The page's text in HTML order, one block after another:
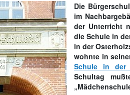
Die
im
der Unterricht
die Schule in
in der
wohnte in
Schule in der
Schultag